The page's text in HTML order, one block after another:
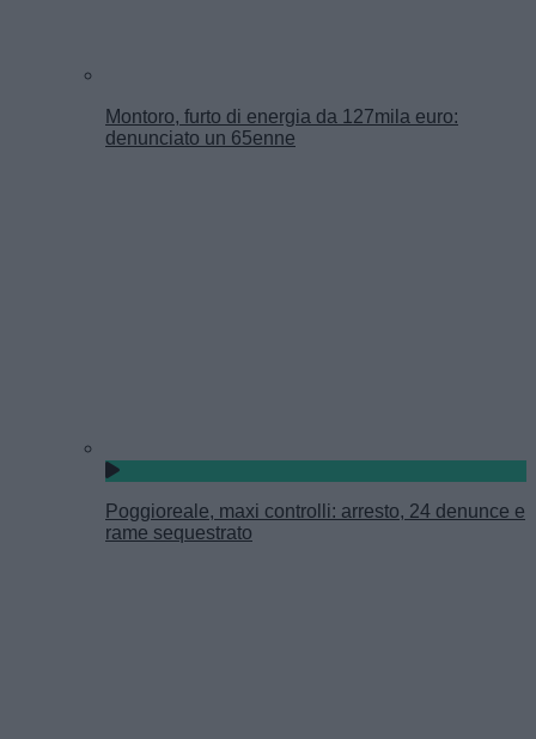
Montoro, furto di energia da 127mila euro:
denunciato un 65enne
Poggioreale, maxi controlli: arresto, 24 denunce e
rame sequestrato